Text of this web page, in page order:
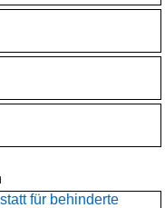
für behinderte